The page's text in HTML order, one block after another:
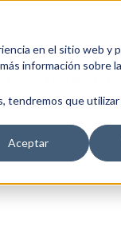
en el sitio web y
información sobre
tendremos que utilizar
Aceptar